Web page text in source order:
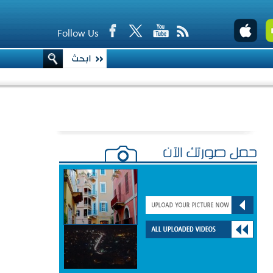
Follow Us
حمّل صورتك الآن